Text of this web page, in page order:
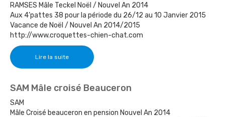
RAMSES Mâle Teckel Noël / Nouvel An 2014
Aux 4’pattes 38 pour la période du 26/12 au 10 Janvier 2015
Vacance de Noël / Nouvel An 2014/2015
http://www.croquettes-chien-chat.com
Lire la suite
SAM Mâle croisé Beauceron
SAM
Mâle Croisé beauceron en pension Nouvel An 2014